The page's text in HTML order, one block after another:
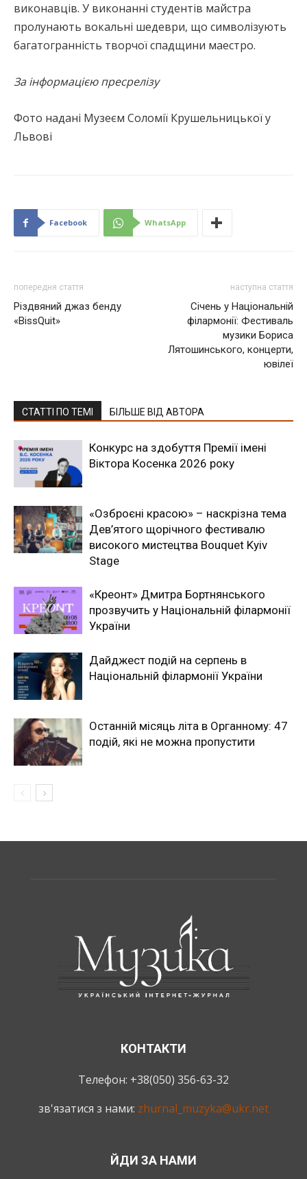
виконавців. У виконанні студентів майстра
пролунають вокальні шедеври, що символізують
багатогранність творчої спадщини маестро.
За інформацією пресрелізу
Фото надані Музеєм Соломії Крушельницької у
Львові
Facebook WhatsApp
попередня стаття
Різдвяний джаз бенду
«BissQuit»
наступна стаття
Січень у Національній
філармонії: Фестиваль
музики Бориса
Лятошинського, концерти,
ювілеї
СТАТТІ ПО ТЕМІ БІЛЬШЕ ВІД АВТОРА
Конкурс на здобуття Премії імені
Віктора Косенка 2026 року
«Озброєні красою» – наскрізна тема
Дев’ятого щорічного фестивалю
високого мистецтва Bouquet Kyiv
Stage
«Креонт» Дмитра Бортнянського
прозвучить у Національній філармонії
України
Дайджест подій на серпень в
Національній філармонії України
Останній місяць літа в Органному: 47
подій, які не можна пропустити
КОНТАКТИ
Телефон: +38(050) 356-63-32
зв'язатися з нами: zhurnal_muzyka@ukr.net
ЙДИ ЗА НАМИ